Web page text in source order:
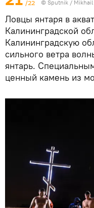
/22 © Sputnik / Mikhail
Ловцы янтаря в
Калининградской
Калининградскую
сильного ветра
янтарь.
ценный камень из